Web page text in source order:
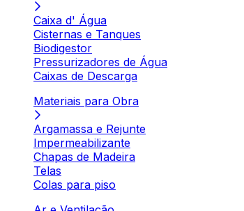
Caixa d' Água
Cisternas e Tanques
Biodigestor
Pressurizadores de Água
Caixas de Descarga
Materiais para Obra
Argamassa e Rejunte
Impermeabilizante
Chapas de Madeira
Telas
Colas para piso